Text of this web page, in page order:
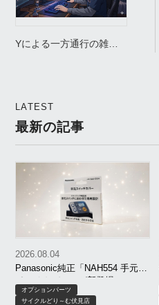
Yによる一方通行の雑談
LATEST
最新の記事
Panasonic純正「NAH554 手元ス
イッチカバー」が新登場！
2026.08.04
オプションパーツ
サイクルどり～む伏見店